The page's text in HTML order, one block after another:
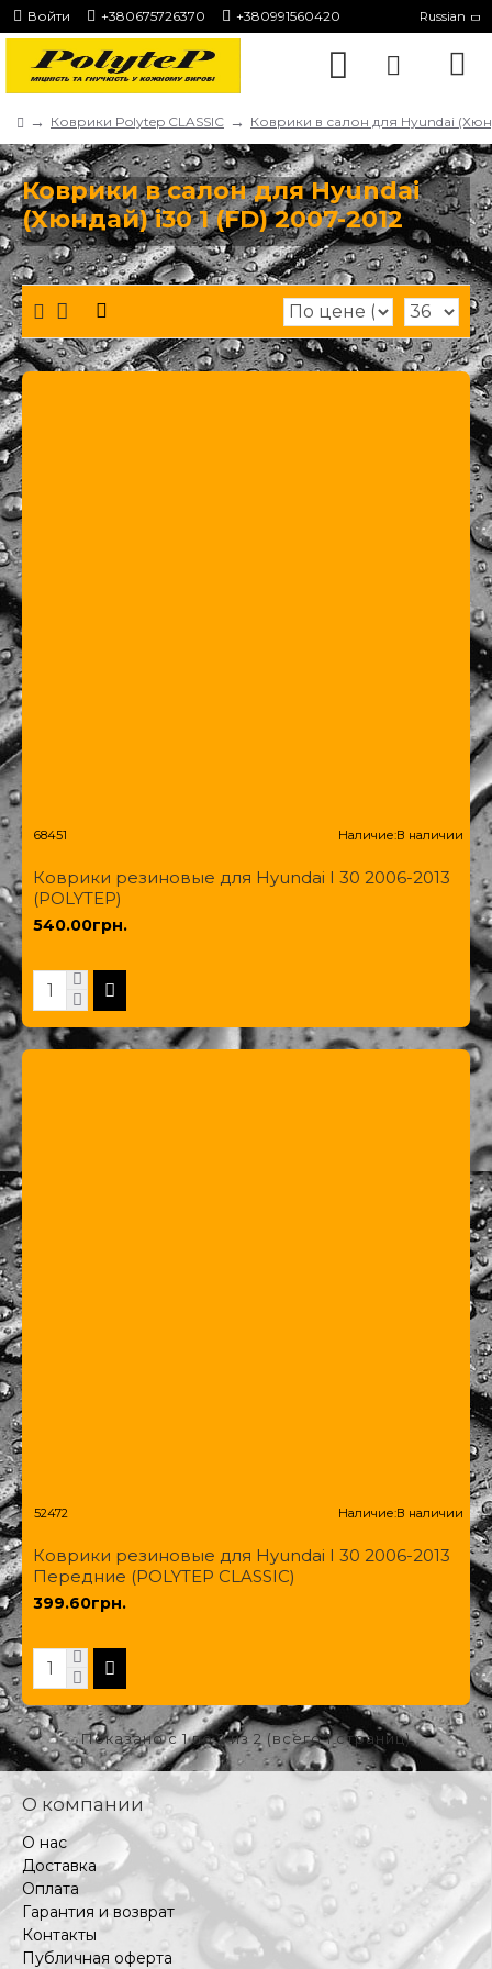
Войти +380675726370 +380991560420 Russian
Коврики Polytep CLASSIC Коврики в салон для Hyundai
Коврики в салон для Hyundai
(Хюндай) i30 1 (FD) 2007-2012
68451 Наличие:В наличии
Коврики резиновые для Hyundai I 30 2006-2013
(POLYTEP)
540.00грн.
52472 Наличие:В наличии
Коврики резиновые для Hyundai I 30 2006-2013
Передние (POLYTEP CLASSIC)
399.60грн.
Показано с 1 по 2 из 2 (всего 1 страниц)
О компании
О нас
Доставка
Оплата
Гарантия и возврат
Контакты
Публичная оферта